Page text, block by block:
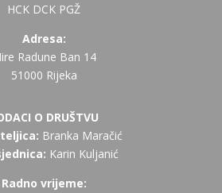
HCK DCK PGŽ
Adresa:
Radune Ban 14
51000 Rijeka
O DRUŠTVU
Branka Maračić
Karin Kuljanić
Radno vrijeme: